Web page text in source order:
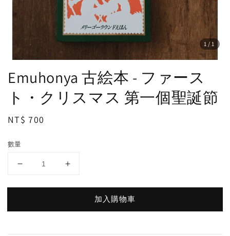
1 /1
Emuhonya 古絵本 - ファース
ト・クリスマス 第一個聖誕節
Regular
NT$ 700
數量
加入購物車